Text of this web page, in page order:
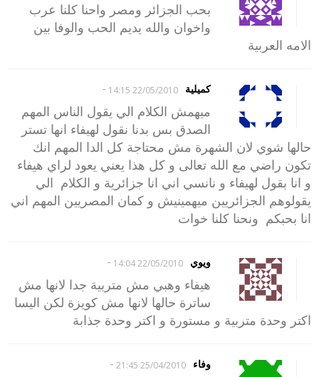
بحب الجزائر ومصر واحنا كلنا عرب
واخوان والله يديم الحب والوفا بين
الامه العربية
كميلية 22/05/2010 14:15
-
ميهمش الكلام الي يقول الناس المهم
الصدق بس بدنا نقول لهيفاء انها تستر
حالها شوي لان الشهرة مش محتاجة كل الدا المهم انك
تكون راضي مع الله تعالى و كل هذا يعني يعود لراي هيفاء
و انا بقول لهيفاء و نانسي اني انا جزائرية و الكلام الي
يقولوهم الجزائريين ميهمينيش و كمان المصريين المهم اني
انا بحبكم ونحنا كلنا خوات
ويوي 22/05/2010 14:04
-
هيفاء وهبي مش متربية جدا لانها مش
ساترة حالها لانها مش كويزة لكن اليسا
اكتر وحدة متربية و مستورة و اكتر وحدة جذابة
وفاء 25/04/2010 21:45
-